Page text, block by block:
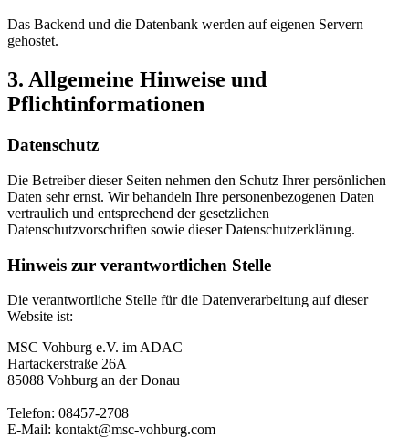
Das Backend und die Datenbank werden auf eigenen Servern
gehostet.
3. Allgemeine Hinweise und
Pflichtinformationen
Datenschutz
Die Betreiber dieser Seiten nehmen den Schutz Ihrer persönlichen
Daten sehr ernst. Wir behandeln Ihre personenbezogenen Daten
vertraulich und entsprechend der gesetzlichen
Datenschutzvorschriften sowie dieser Datenschutzerklärung.
Hinweis zur verantwortlichen Stelle
Die verantwortliche Stelle für die Datenverarbeitung auf dieser
Website ist:
MSC Vohburg e.V. im ADAC
Hartackerstraße 26A
85088 Vohburg an der Donau
Telefon: 08457-2708
E-Mail: kontakt@msc-vohburg.com